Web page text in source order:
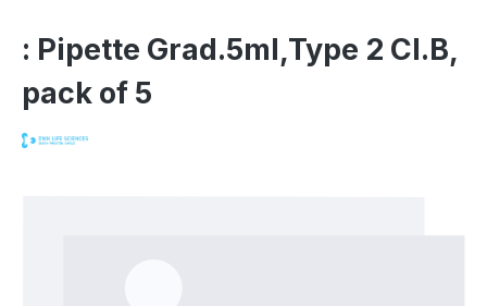
: Pipette Grad.5ml,Type 2 Cl.B,
pack of 5